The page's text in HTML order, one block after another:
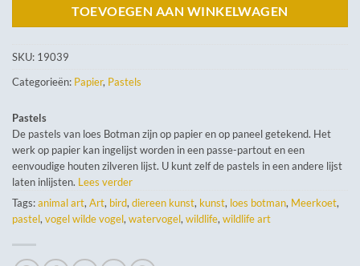
TOEVOEGEN AAN WINKELWAGEN
SKU: 19039
Categorieën: Papier, Pastels
Pastels
De pastels van loes Botman zijn op papier en op paneel getekend. Het
werk op papier kan ingelijst worden in een passe-partout en een
eenvoudige houten zilveren lijst. U kunt zelf de pastels in een andere lijst
laten inlijsten. Lees verder
Tags:animal art, Art, bird, diereen kunst, kunst, loes botman, Meerkoet,
pastel, vogel wilde vogel, watervogel, wildlife, wildlife art